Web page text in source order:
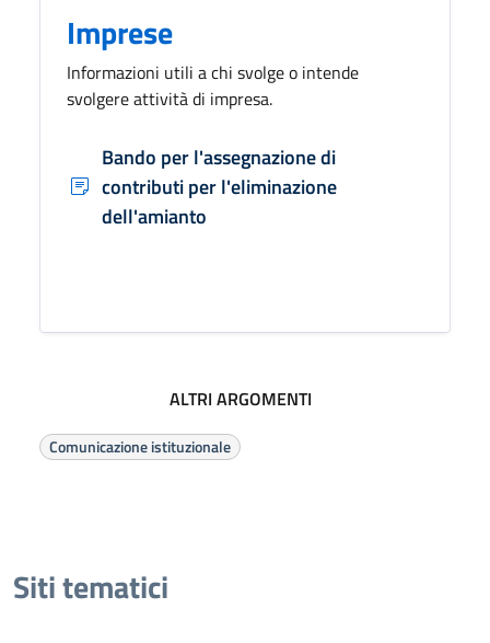
Imprese
Informazioni utili a chi svolge o intende
svolgere attività di impresa.
Bando per l'assegnazione di
contributi per l'eliminazione
dell'amianto
ALTRI ARGOMENTI
Comunicazione istituzionale
Siti tematici